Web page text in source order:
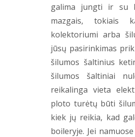
galima jungti ir su
mazgais, tokiais
kolektoriumi arba
jūsų pasirinkimas
šilumos šaltinius
šilumos šaltiniai
reikalinga vieta
ploto turėtų būti
kiek jų reikia, kad
boileryje. Jei